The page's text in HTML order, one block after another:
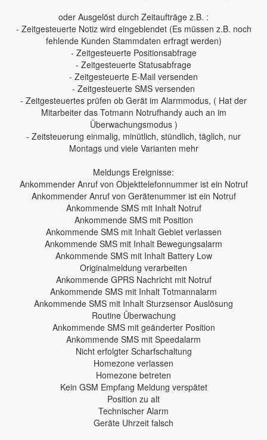
oder Ausgelöst durch Zeitaufträge z.B. :
- Zeitgesteuerte Notiz wird eingeblendet (Es müssen z.B. noch
fehlende Kunden Stammdaten erfragt werden)
- Zeitgesteuerte Positionsabfrage
- Zeitgesteuerte Statusabfrage
- Zeitgesteuerte E-Mail versenden
- Zeitgesteuerte SMS versenden
- Zeitgesteuertes prüfen ob Gerät im Alarmmodus, ( Hat der
Mitarbeiter das Totmann Notrufhandy auch an im
Überwachungsmodus )
- Zeitsteuerung einmalig, minütlich, stündlich, täglich, nur
Montags und viele Varianten mehr
Meldungs Ereignisse:
Ankommender Anruf von Objekttelefonnummer ist ein Notruf
Ankommender Anruf von Gerätenummer ist ein Notruf
Ankommende SMS mit Inhalt Notruf
Ankommende SMS mit Position
Ankommende SMS mit Inhalt Gebiet verlassen
Ankommende SMS mit Inhalt Bewegungsalarm
Ankommende SMS mit Inhalt Battery Low
Originalmeldung verarbeiten
Ankommende GPRS Nachricht mit Notruf
Ankommende SMS mit Inhalt Totmannalarm
Ankommende SMS mit Inhalt Sturzsensor Auslösung
Routine Überwachung
Ankommende SMS mit geänderter Position
Ankommende SMS mit Speedalarm
Nicht erfolgter Scharfschaltung
Homezone verlassen
Homezone betreten
Kein GSM Empfang Meldung verspätet
Position zu alt
Technischer Alarm
Geräte Uhrzeit falsch